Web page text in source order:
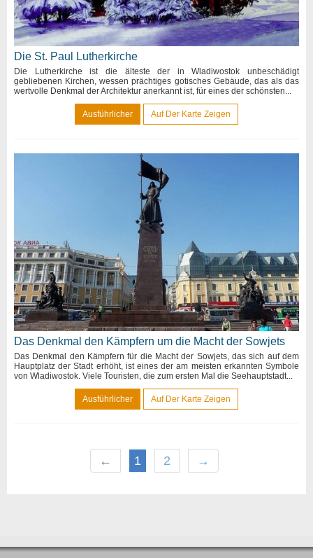
Die St. Paul Lutherkirche
Die Lutherkirche ist die älteste der in Wladiwostok unbeschädigt
gebliebenen Kirchen, wessen prächtiges gotisches Gebäude, das als das
wertvolle Denkmal der Architektur anerkannt ist, für eines der schönsten...
Ausführlicher Auf Der Karte Zeigen
Das Denkmal den Kämpfern um die Macht der Sowjets
Das Denkmal den Kämpfern für die Macht der Sowjets, das sich auf dem
Hauptplatz der Stadt erhöht, ist eines der am meisten erkannten Symbole
von Wladiwostok. Viele Touristen, die zum ersten Mal die Seehauptstadt...
Ausführlicher Auf Der Karte Zeigen
← 1 2 →